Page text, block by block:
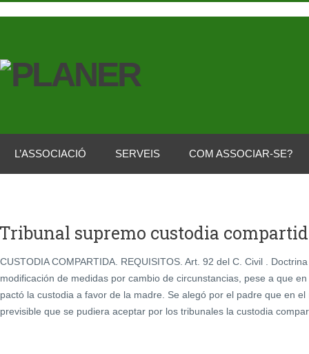
L’ASSOCIACIÓ SERVEIS COM ASSOCIAR-SE?
supremo custodia
CUSTODIA COMPARTIDA. REQUISITOS. Art. 92 del C. Civil .
modificación de medidas por cambio de circunstancias, pese a que
pactó la custodia a favor de la madre. Se alegó por el padre que en
previsible que se pudiera aceptar por los tribunales la custodia